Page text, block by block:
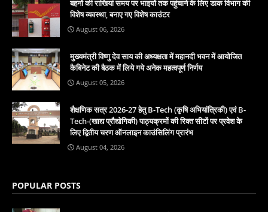
बहनों की राखियां समय पर भाइयों तक पहुंचाने के लिए डाक विभाग की
विशेष व्यवस्था, बनाए गए विशेष काउंटर
August 06, 2026
मुख्यमंत्री विष्णु देव साय की अध्यक्षता में महानदी भवन में आयोजित
कैबिनेट की बैठक में लिये गये अनेक महत्वपूर्ण निर्णय
August 05, 2026
शैक्षणिक सत्र 2026-27 हेतु B-Tech (कृषि अभियांत्रिकी) एवं B-
Tech-(खाद्य प्रौद्योगिकी) पाठ्यक्रमों की रिक्त सीटों पर प्रवेश के
लिए द्वितीय चरण ऑनलाइन काउंसिलिंग प्रारंभ
August 04, 2026
POPULAR POSTS